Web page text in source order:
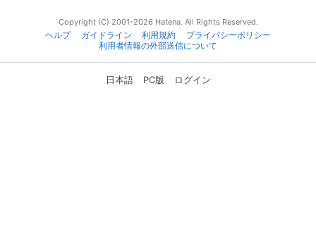
Copyright (C) 2001-2026 Hatena. All Rights Reserved.
ヘルプ
ガイドライン 利用規約
プライバシーポリシー
利用者情報の外部送信について
日本語 PC版 ログイン